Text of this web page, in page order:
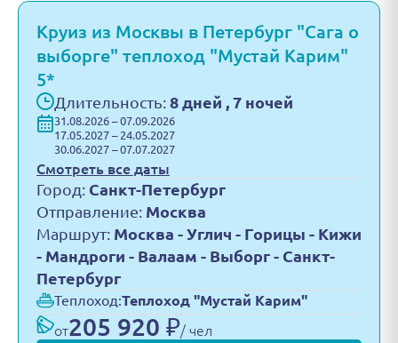
Круиз из Москвы в Петербург "Сага о
выборге" теплоход "Мустай Карим"
5*
Длительность: 8 дней , 7 ночей
31.08.2026 – 07.09.2026
17.05.2027 – 24.05.2027
30.06.2027 – 07.07.2027
Смотреть все даты
Город: Санкт-Петербург
Отправление: Москва
Маршрут: Москва - Углич - Горицы - Кижи
- Мандроги - Валаам - Выборг - Санкт-
Петербург
Теплоход:Теплоход "Мустай Карим"
от205 920 ₽/ чел